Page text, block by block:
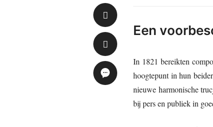
Een
In 1821 bereikten
hoogtepunt in hun
nieuwe harmonische
bij pers en publiek in